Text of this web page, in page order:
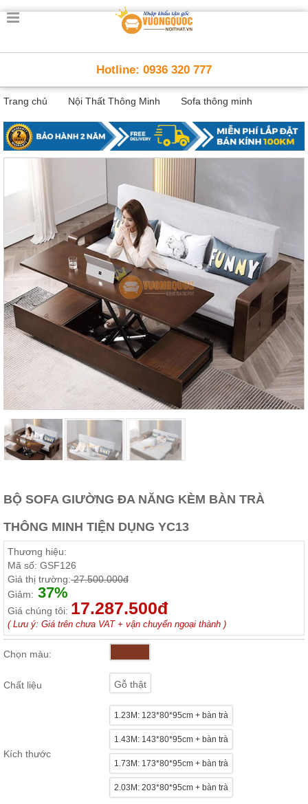
Trang
Thông
Minh
thất
thông
minh
tầng,
học, tủ
sách
Nội
Thất
Phòng
Khách
Sofa,
tủ
rượu,
Bàn
trà...
Nội
Thất
Phòng
ngủ, tủ
áo, bàn
điểm
Nội
Thất
Phòng
Ăn
Bàn
ăn,
ghế
kệ
Nội
Vườn
Hotline: 0936 320 777
Trang chủ Nội Thất Thông Minh Sofa thông minh
BỘ SOFA GIƯỜNG ĐA NĂNG KÈM BÀN TRÀ
THÔNG MINH TIỆN DỤNG YC13
Thương hiệu:
Mã số: GSF126
Giá thị trường:27.500.000đ
Giảm: 37%
Giá chúng tôi: 17.287.500đ
( Lưu ý: Giá trên chưa VAT + vận chuyển ngoại thành )
Chọn màu:
Chất liệu Gỗ thật
Kích thước
1.23M: 123*80*95cm + bàn trà
1.43M: 143*80*95cm + bàn trà
1.73M: 173*80*95cm + bàn trà
2.03M: 203*80*95cm + bàn trà